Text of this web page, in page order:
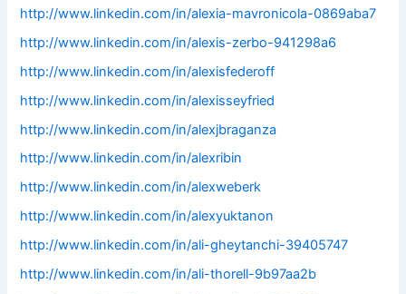
http://www.linkedin.com/in/alexia-mavronicola-0869aba7
http://www.linkedin.com/in/alexis-zerbo-941298a6
http://www.linkedin.com/in/alexisfederoff
http://www.linkedin.com/in/alexisseyfried
http://www.linkedin.com/in/alexjbraganza
http://www.linkedin.com/in/alexribin
http://www.linkedin.com/in/alexweberk
http://www.linkedin.com/in/alexyuktanon
http://www.linkedin.com/in/ali-gheytanchi-39405747
http://www.linkedin.com/in/ali-thorell-9b97aa2b